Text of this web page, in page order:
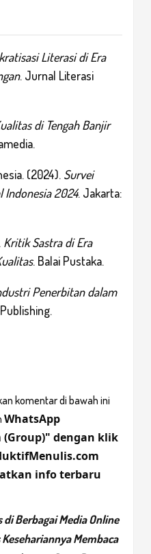
Literasi di Era
. Jurnal Literasi
di Tengah Banjir
(2024). Survei
Indonesia 2024. Jakarta:
Kritik Sastra di Era
. Balai Pustaka.
Penerbitan dalam
komentar di bawah ini
WhatsApp
dengan klik
info terbaru
di Berbagai Media Online
Membaca